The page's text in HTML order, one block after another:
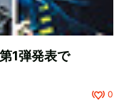
1弾発表で
0